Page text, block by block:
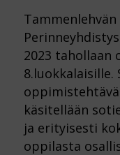
2023 tahollaan
8.luokkalaisille.
käsitellään
ja erityisesti
oppilasta